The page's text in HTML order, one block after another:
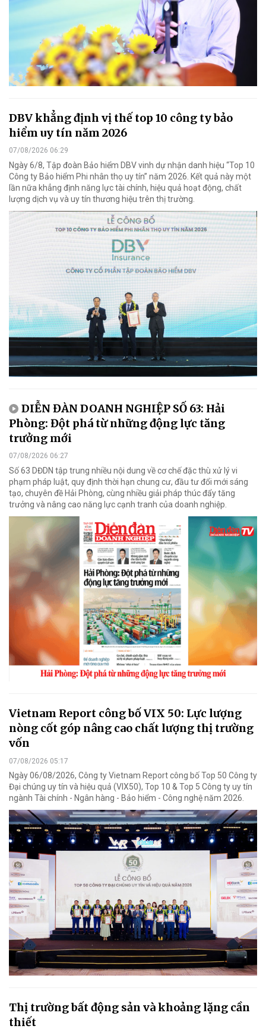
DBV khẳng định vị thế top 10 công ty bảo
hiểm uy tín năm 2026
07/08/2026 06:29
Ngày 6/8, Tập đoàn Bảo hiểm DBV vinh dự nhận danh hiệu “Top 10
Công ty Bảo hiểm Phi nhân thọ uy tín” năm 2026. Kết quả này một
lần nữa khẳng định năng lực tài chính, hiệu quả hoạt động, chất
lượng dịch vụ và uy tín thương hiệu trên thị trường.
DIỄN ĐÀN DOANH NGHIỆP SỐ 63: Hải
Phòng: Đột phá từ những động lực tăng
trưởng mới
07/08/2026 06:27
Số 63 DĐDN tập trung nhiều nội dung về cơ chế đặc thù xử lý vi
phạm pháp luật, quy định thời hạn chung cư, đầu tư đổi mới sáng
tạo, chuyên đề Hải Phòng, cùng nhiều giải pháp thúc đẩy tăng
trưởng và nâng cao năng lực cạnh tranh của doanh nghiệp.
Vietnam Report công bố VIX 50: Lực lượng
nòng cốt góp nâng cao chất lượng thị trường
vốn
07/08/2026 05:17
Ngày 06/08/2026, Công ty Vietnam Report công bố Top 50 Công ty
Đại chúng uy tín và hiệu quả (VIX50), Top 10 & Top 5 Công ty uy tín
ngành Tài chính - Ngân hàng - Bảo hiểm - Công nghệ năm 2026.
Thị trường bất động sản và khoảng lặng cần
thiết